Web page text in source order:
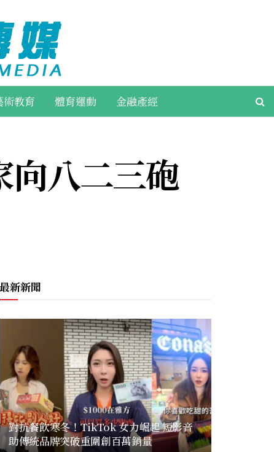
術教育 體育運動 金融產經
向八二三砲
最新新聞
對抗餐飲寒冬！TikTok 女力崛起 短影音
助傳統品牌突破重圍創百萬銷量